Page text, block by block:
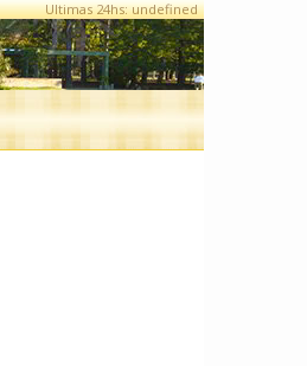
Ultimas 24hs: undefined